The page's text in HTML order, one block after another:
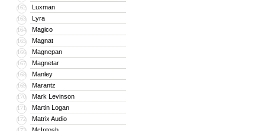
162 Luxman
163 Lyra
164 Magico
165 Magnat
166 Magnepan
167 Magnetar
168 Manley
169 Marantz
170 Mark Levinson
171 Martin Logan
172 Matrix Audio